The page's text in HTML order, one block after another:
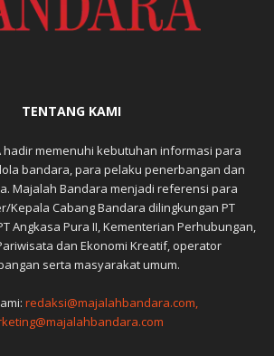
TENTANG KAMI
hadir memenuhi kebutuhan informasi para
bandara, para pelaku penerbangan dan
Majalah Bandara menjadi referensi para
Kepala Cabang Bandara dilingkungan PT
Angkasa Pura II, Kementerian Perhubungan,
dan Ekonomi Kreatif, operator
serta masyarakat umum.
redaksi@majalahbandara.com,